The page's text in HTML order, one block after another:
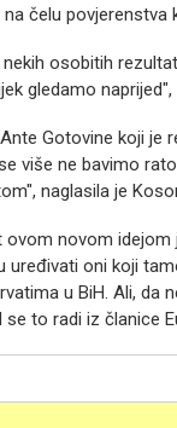
čelu povjerenstva
osobitih
gledamo naprijed",
Gotovine koji
više ne bavimo
naglasila je
ovom novom
uređivati oni koji
u BiH. Ali, da
to radi iz članice